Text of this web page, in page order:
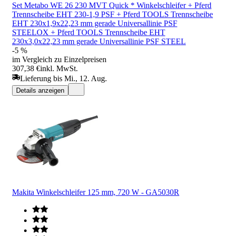
Set Metabo WE 26 230 MVT Quick * Winkelschleifer + Pferd
Trennscheibe EHT 230-1,9 PSF + Pferd TOOLS Trennscheibe
EHT 230x1,9x22,23 mm gerade Universallinie PSF
STEELOX + Pferd TOOLS Trennscheibe EHT
230x3,0x22,23 mm gerade Universallinie PSF STEEL
-5 %
im Vergleich zu Einzelpreisen
307,38 €inkl. MwSt.
Lieferung bis Mi., 12. Aug.
Details anzeigen
Makita Winkelschleifer 125 mm, 720 W - GA5030R